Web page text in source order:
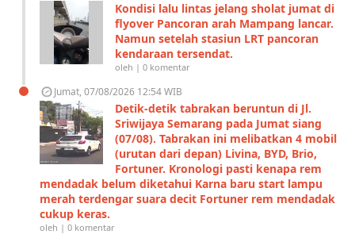
Kondisi lalu lintas jelang sholat jumat di
flyover Pancoran arah Mampang lancar.
Namun setelah stasiun LRT pancoran
kendaraan tersendat.
oleh | 0 komentar
Jumat, 07/08/2026 12:54 WIB
Detik-detik tabrakan beruntun di Jl.
Sriwijaya Semarang pada Jumat siang
(07/08). Tabrakan ini melibatkan 4 mobil
(urutan dari depan) Livina, BYD, Brio,
Fortuner. Kronologi pasti kenapa rem
mendadak belum diketahui Karna baru start lampu
merah terdengar suara decit Fortuner rem mendadak
cukup keras.
oleh | 0 komentar